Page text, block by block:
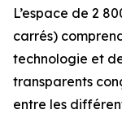
L’espace de 2
carrés)
technologie et
transparents
entre les